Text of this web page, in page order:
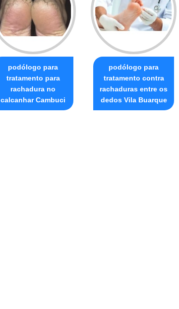
podólogo para
tratamento para
rachadura no
calcanhar Cambuci
podólogo para
tratamento contra
rachaduras entre os
dedos Vila Buarque